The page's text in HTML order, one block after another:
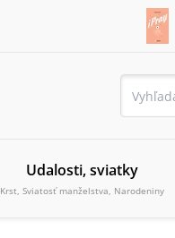
Udalosti, sviatky
Krst, Sviatosť manželstva, Narodeniny